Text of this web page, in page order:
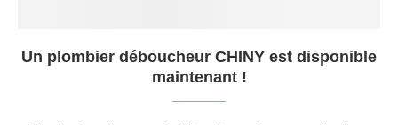
Un plombier déboucheur CHINY est disponible
maintenant !